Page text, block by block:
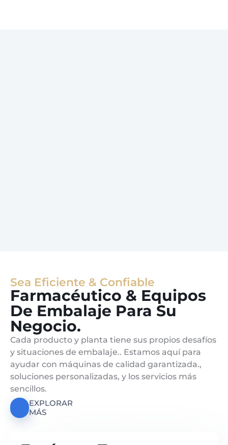
Sea Eficiente & Confiable
Farmacéutico & Equipos
De Embalaje Para Su
Negocio.
Cada producto y planta tiene sus propios desafíos
y situaciones de embalaje.. Estamos aquí para
ayudar con máquinas de calidad garantizada.,
soluciones personalizadas, y los servicios más
sencillos.
EXPLORAR
MÁS